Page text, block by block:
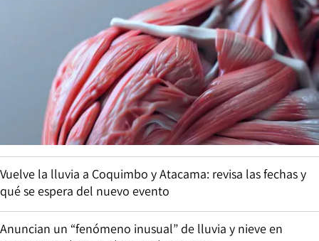
Vuelve la lluvia a Coquimbo y Atacama: revisa las fechas y
qué se espera del nuevo evento
Anuncian un “fenómeno inusual” de lluvia y nieve en